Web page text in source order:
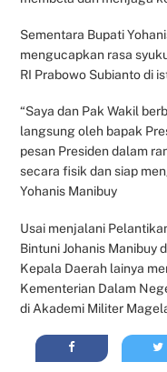
Sementara Bupati
mengucapkan rasa
RI Prabowo Subianto di
“Saya dan Pak Wakil
langsung oleh bapak
pesan Presiden dalam
secara fisik dan siap
Yohanis Manibuy
Usai menjalani
Bintuni Johanis Manibuy
Kepala Daerah lainya
Kementerian Dalam
di Akademi Militer